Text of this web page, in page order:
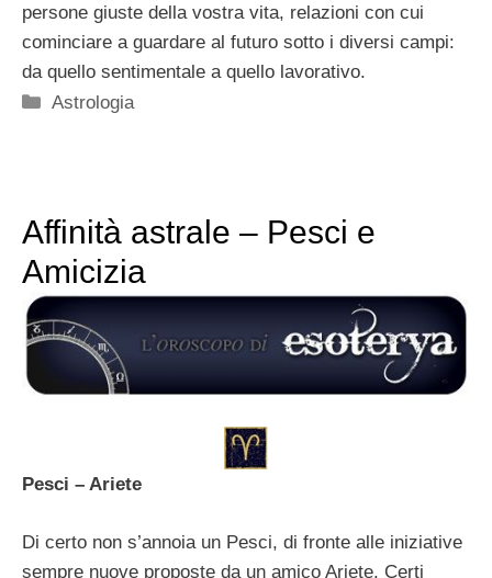
persone giuste della vostra vita, relazioni con cui
cominciare a guardare al futuro sotto i diversi campi:
da quello sentimentale a quello lavorativo.
Categorie
Astrologia
Affinità astrale – Pesci e
Amicizia
Pesci – Ariete
Di certo non s’annoia un Pesci, di fronte alle iniziative
sempre nuove proposte da un amico Ariete. Certi